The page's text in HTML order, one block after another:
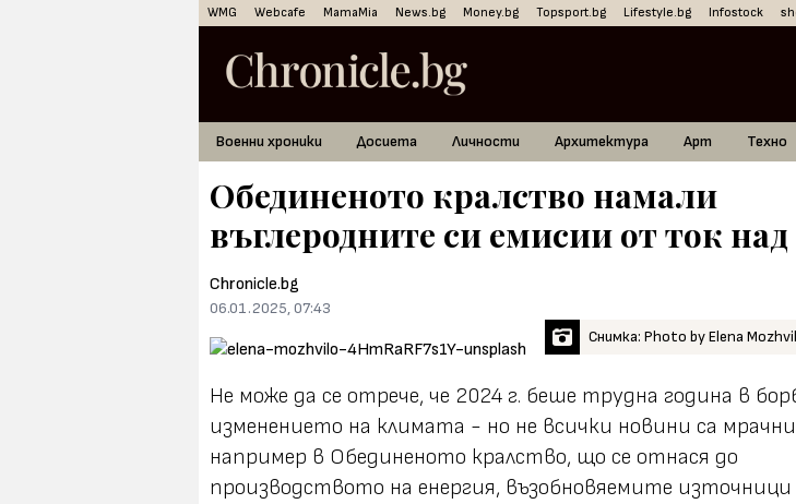
WMG Webcafe MamaMia News.bg Money.bg Topsport.bg Lifestyle.bg Infostock
Военни хроники Досиета Личности Архитектура Арт Техно
Обединеното кралство намали
въглеродните си емисии от ток
Chronicle.bg
06.01.2025, 07:43
Снимка: Photo by Elena
Не може да се отрече, че 2024 г. беше трудна година в
изменението на климата - но не всички новини са
например в Обединеното кралство, що се отнася до
производството на енергия, възобновяемите източници